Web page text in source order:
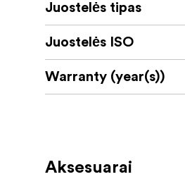
Juostelės tipas
Juostelės ISO
Warranty (year(s))
Aksesuarai